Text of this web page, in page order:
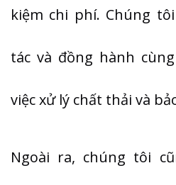
kiệm chi phí. Chúng
tác và đồng hành
việc xử lý chất thải và
Ngoài ra, chúng tôi